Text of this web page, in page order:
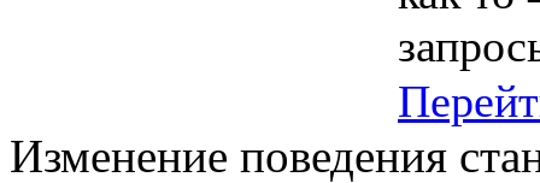
Изменение поведения